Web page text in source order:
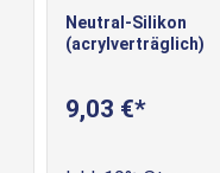
Neutral-Silikon
(acrylverträglich)
9,03 €